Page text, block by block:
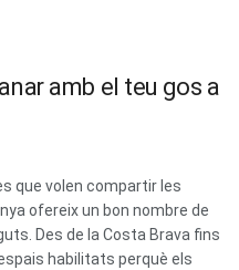
amb el teu gos a
que volen compartir les
ofereix un bon nombre de
Des de la Costa Brava fins
habilitats perquè els